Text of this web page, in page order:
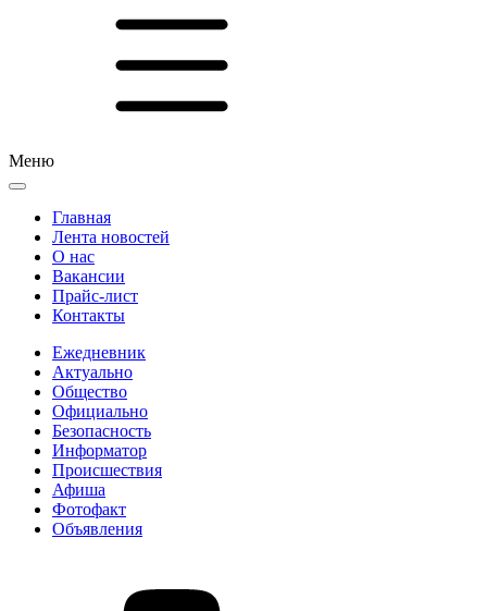
Меню
Главная
Лента новостей
О нас
Вакансии
Прайс-лист
Контакты
Ежедневник
Актуально
Общество
Официально
Безопасность
Информатор
Происшествия
Афиша
Фотофакт
Объявления